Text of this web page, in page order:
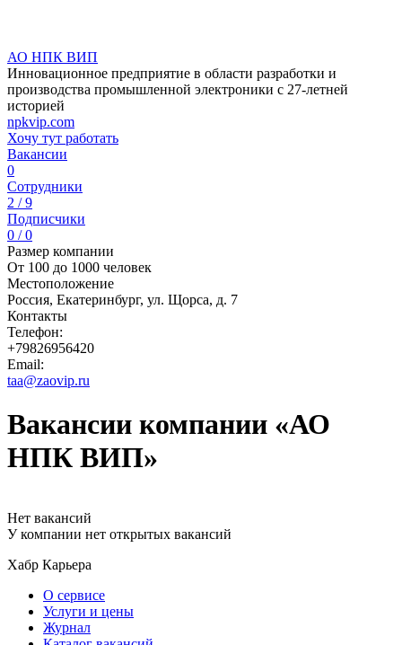
АО НПК ВИП
Инновационное предприятие в области разработки и
производства промышленной электроники с 27-летней
историей
npkvip.com
Хочу тут работать
Вакансии
0
Сотрудники
2 / 9
Подписчики
0 / 0
Размер компании
От 100 до 1000 человек
Местоположение
Россия, Екатеринбург, ул. Щорса, д. 7
Контакты
Телефон:
+79826956420
Email:
taa@zaovip.ru
Вакансии компании «АО
НПК ВИП»
Нет вакансий
У компании нет открытых вакансий
Хабр Карьера
О сервисе
Услуги и цены
Журнал